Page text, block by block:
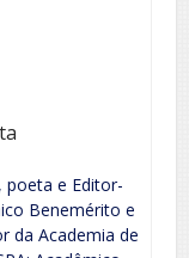
poeta e Editor-
Benemérito e
da Academia de